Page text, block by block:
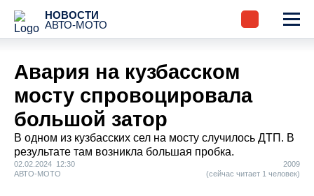
НОВОСТИ
АВТО-МОТО
Авария на кузбасском
мосту спровоцировала
большой затор
В одном из кузбасских сел на мосту случилось ДТП. В
результате там возникла большая пробка.
02.02.2024 12:30
АВТО-МОТО
2009
(сейчас читает 1 человек)